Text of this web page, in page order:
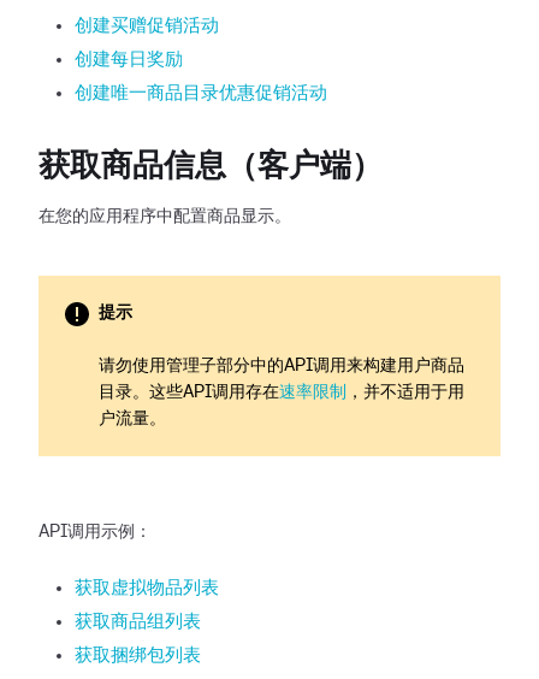
创建买赠促销活动
创建每日奖励
创建唯一商品目录优惠促销活动
获取商品信息（客户端）
在您的应用程序中配置商品显示。
提示
请勿使用管理子部分中的API调用来构建用户商品
目录。这些API调用存在速率限制
，并不适用于用
户流量。
API调用示例：
获取虚拟物品列表
获取商品组列表
获取捆绑包列表